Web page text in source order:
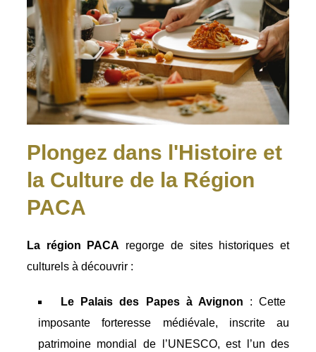
Plongez dans l'Histoire et
la Culture de la Région
PACA
La région PACA regorge de sites historiques et
culturels à découvrir :
Le Palais des Papes à Avignon : Cette
imposante forteresse médiévale, inscrite au
patrimoine mondial de l’UNESCO, est l’un des